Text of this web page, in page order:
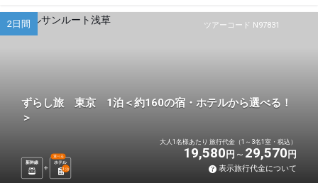
ツアーコード N97831
2日間
ずらし旅 東京 1泊＜約160の宿・ホテルから選べる！
＞
新幹線 ホテル
選べる
1 泊
大人1名様あたり 旅行代金（1～3名1室・税込）
19,580 円 29,570 円
表示旅行代金について